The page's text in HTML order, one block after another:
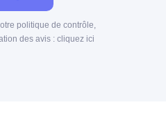
politique de contrôle,
des avis : cliquez ici